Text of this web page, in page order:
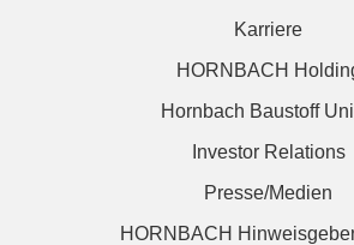
Karriere
HORNBACH
Hornbach Baustoff
Investor Relations
Presse/Medien
HORNBACH